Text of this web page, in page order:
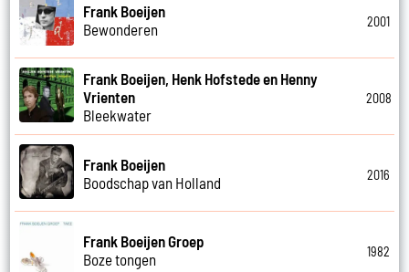
Frank Boeijen
Bewonderen
2001
Frank Boeijen, Henk Hofstede en Henny
Vrienten
Bleekwater
2008
Frank Boeijen
Boodschap van Holland
2016
Frank Boeijen Groep
Boze tongen
1982